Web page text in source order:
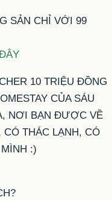
SẢN CHỈ VỚI 99
10 TRIỆU ĐỒNG
CỦA SÁU
NƠI BẠN ĐƯỢC VỀ
THÁC LẠNH, CÓ
:)